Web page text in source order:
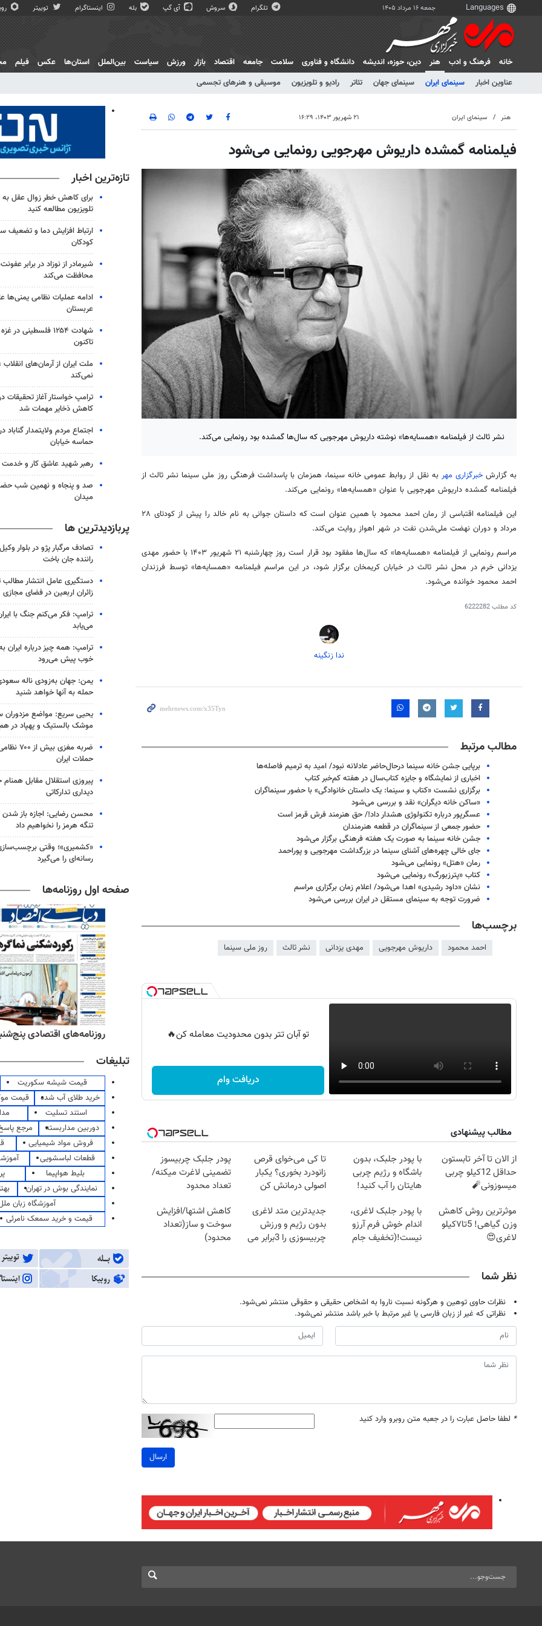
جمعه ۱۶ مرداد ۱۴۰۵ تلگرام سروش آی گپ بله اینستاگرام توییتر
خانه فرهنگ و ادب
هنر
عناوین اخبار
سینمای ایران سینمای جهان تئاتر رادیو و تلویزیون موسیقی و هنرهای تجسمی
دين، حوزه، انديشه دانشگاه و فناوری سلامت جامعه اقتصاد بازار ورزش سیاست بین‌الملل استان‌ها عکس فیلم
هنر سینمای ایران ۲۱ شهریور ۱۴۰۳، ۱۶:۲۹
فیلمنامه گمشده داریوش مهرجویی رونمایی می‌شود
نشر ثالث از فیلمنامه «همسایه‌ها» نوشته داریوش مهرجویی که سال‌ها گمشده بود رونمایی می‌کند.
به گزارشخبرگزاری مهر به نقل از روابط عمومی خانه سینما، همزمان با پاسداشت فرهنگی روز ملی سینما نشر ثالث از
فیلمنامه گمشده داریوش مهرجویی با عنوان «همسایه‌ها» رونمایی می‌کند.
این فیلمنامه اقتباسی از رمان احمد محمود با همین عنوان است که داستان جوانی به نام خالد را پیش از کودتای ۲۸
مرداد و دوران نهضت ملی‌شدن نفت در شهر اهواز روایت می‌کند.
مراسم رونمایی از فیلمنامه «همسایه‌ها» که سال‌ها مفقود بود قرار است روز چهارشنبه ۲۱ شهریور ۱۴۰۳ با حضور مهدی
یزدانی خرم در محل نشر ثالث در خیابان کریمخان برگزار شود، در این مراسم فیلمنامه «همسایه‌ها» توسط فرزندان
احمد محمود خوانده می‌شود.
کد مطلب6222282
ندا زنگینه
مطالب مرتبط
برپایی جشن خانه سینما درحال‌حاضر عادلانه نبود/ امید به ترمیم فاصله‌ها
اخباری از نمایشگاه و جایزه کتاب‌سال در هفته کم‌خبر کتاب
برگزاری نشست «کتاب و سینما: یک داستان خانوادگی» با حضور سینماگران
«ساکن خانه دیگران» نقد و بررسی می‌شود
عسگرپور درباره تکنولوژی هشدار داد!/ حق هنرمند فرش قرمز است
حضور جمعی از سینماگران در قطعه هنرمندان
جشن خانه سینما به صورت یک هفته فرهنگی برگزار می‌شود
جای خالی چهره‌های آشنای سینما در بزرگداشت مهرجویی و پوراحمد
رمان «هتل» رونمایی می‌شود
کتاب «پترزبورگ» رونمایی می‌شود
نشان «داود رشیدی» اهدا می‌شود/ اعلام زمان برگزاری مراسم
ضرورت توجه به سینمای مستقل در ایران بررسی می‌شود
برچسب‌ها
احمد محمود داریوش مهرجویی مهدی یزدانی نشر ثالث روز ملی سینما
تو آبان تتر بدون محدودیت معامله کن🔥
دریافت وام
مطالب پیشنهادی
از الان تا آخر تابستون
حداقل 12کیلو چربی
میسوزونی🧨
با پودر جلبک، بدون
باشگاه و رژیم چربی
هایتان را آب کنید!
تا کی می‌خوای قرص
زانودرد بخوری؟ یکبار
اصولی درمانش کن
پودر جلبک چربیسوز
تضمینی لاغرت میکنه/
تعداد محدود
موثرترین روش کاهش
وزن گیاهی! 5تا۷کیلو
لاغری😍
با پودر جلبک لاغری،
اندام خوش فرم آرزو
نیست!(تخفیف جام
جدیدترین متد لاغری
بدون رژیم و ورزش
چربیسوزی را 3برابر می
کاهش اشتها/افزایش
سوخت و ساز(تعداد
محدود)
نظر شما
نظرات حاوی توهین و هرگونه نسبت ناروا به اشخاص حقیقی و حقوقی منتشر نمی‌شود.
نظراتی که غیر از زبان فارسی یا غیر مرتبط با خبر باشد منتشر نمی‌شود.
* لطفا حاصل عبارت را در جعبه متن روبرو وارد کنید
ارسال
تازه‌ترین اخبار
برای کاهش خطر زوال عقل به
تلویزیون مطالعه کنید
ارتباط افزایش دما و تضعیف
کودکان
شیرمادر از نوزاد در برابر
محافظت می‌کند
ادامه عملیات نظامی یمنی‌ها
عربستان
شهادت ۱۲۵۴ فلسطینی
تاکنون
ملت ایران از آرمان‌های
نمی‌کند
ترامپ خواستار آغاز تحقیقات
کاهش ذخایر مهمات شد
حماسه خیابان
رهبر شهید عاشق کار و خدمت
صد و پنجاه و نهمین شب
میدان
پربازدیدترین ها
تصادف مرگبار پژو در بلوار
راننده جان باخت
دستگیری عامل انتشار مطالب
زائران اربعین در فضای مجازی
ترامپ: فکر می‌کنم جنگ با
می‌یابد
ترامپ: همه چیز درباره ایران
خوب پیش می‌رود
یمن: جهان به‌زودی ناله
حمله به آنها خواهد شنید
یحیی سریع: مواضع مزدوران
موشک بالستیک و پهپاد در
ضربه مغزی
حملات ایران
پیروزی استقلال مقابل همنام
دیداری تدارکاتی
محسن رضایی: اجازه باز
تنگه هرمز را نخواهیم داد
«کشمیری»؛ وقتی
رسانه‌ای را می‌گیرد
صفحه اول روزنامه‌ها
روزنامه‌های ورزشی پنج‌شنبه ۱۵ مرداد ۱۴۰۵ روزنامه‌های اقتصادی پنج‌شنبه ۱۵ مرداد
تبلیغات
قیمت شیشه سکوریت
خرید طلای آب شده
قیمت
استند تسلیت
دوربین مداربسته
مرجع
فروش مواد شیمیایی
قطعات لباسشویی
بلیط هواپیما
نمایندگی بوش در تهران
آموزشگاه زبان
قیمت و خرید سمعک نامرئی